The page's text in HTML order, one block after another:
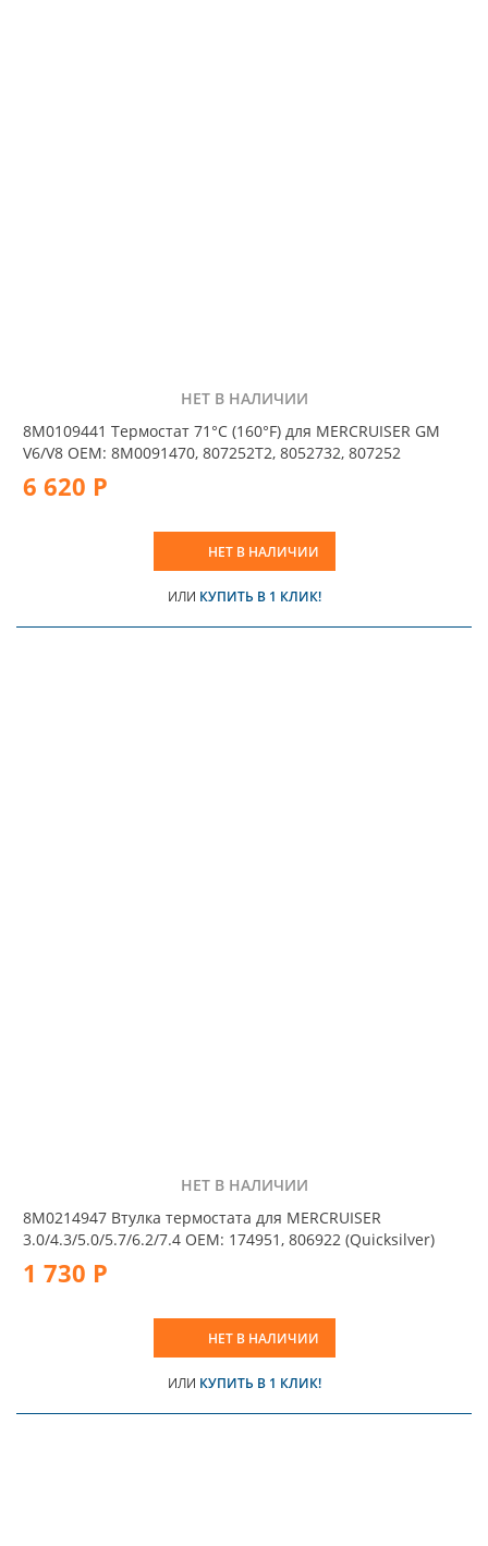
НЕТ В НАЛИЧИИ
8M0109441 Термостат 71°С (160°F) для MERCRUISER GM
V6/V8 OEM: 8M0091470, 807252T2, 8052732, 807252
6 620 Р
НЕТ В НАЛИЧИИ
ИЛИ КУПИТЬ В 1 КЛИК!
НЕТ В НАЛИЧИИ
8M0214947 Втулка термостата для MERCRUISER
3.0/4.3/5.0/5.7/6.2/7.4 OEM: 174951, 806922 (Quicksilver)
1 730 Р
НЕТ В НАЛИЧИИ
ИЛИ КУПИТЬ В 1 КЛИК!